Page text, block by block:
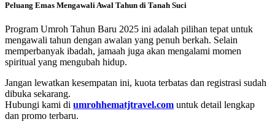
Peluang Emas Mengawali Awal Tahun di Tanah Suci
Program Umroh Tahun Baru 2025 ini adalah pilihan tepat untuk
mengawali tahun dengan awalan yang penuh berkah. Selain
memperbanyak ibadah, jamaah juga akan mengalami momen
spiritual yang mengubah hidup.
Jangan lewatkan kesempatan ini, kuota terbatas dan registrasi sudah
dibuka sekarang.
Hubungi kami di umrohhematjtravel.com untuk detail lengkap
dan promo terbaru.